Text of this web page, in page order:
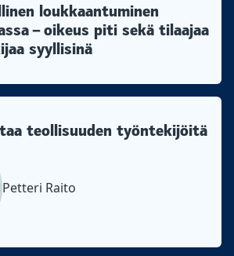
loukkaantuminen
– oikeus piti sekä tilaajaa
syyllisinä
teollisuuden työntekijöitä
Petteri Raito